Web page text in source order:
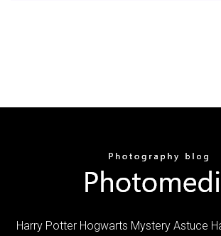
Harry Potter Hogwarts Mystery Astuce